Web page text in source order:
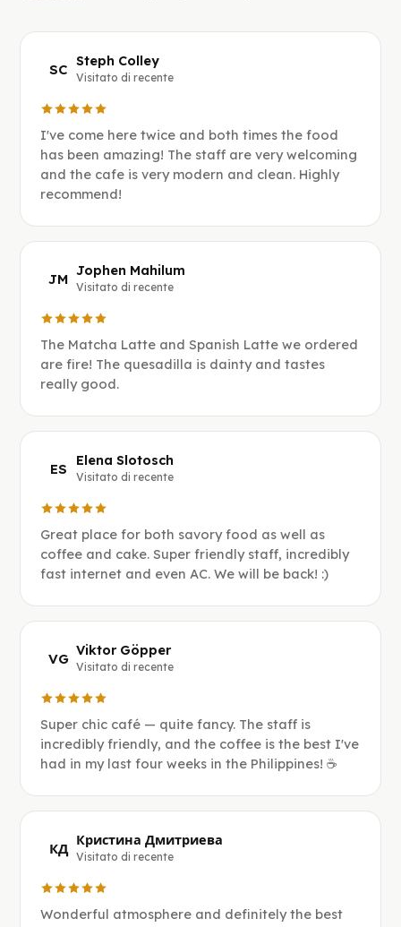
SC
Steph Colley
Visitato di recente
I've come here twice and both times the food
has been amazing! The staff are very welcoming
and the cafe is very modern and clean. Highly
recommend!
JM
Jophen Mahilum
Visitato di recente
The Matcha Latte and Spanish Latte we ordered
are fire! The quesadilla is dainty and tastes
really good.
ES
Elena Slotosch
Visitato di recente
Great place for both savory food as well as
coffee and cake. Super friendly staff, incredibly
fast internet and even AC. We will be back! :)
VG
Viktor Göpper
Visitato di recente
Super chic café — quite fancy. The staff is
incredibly friendly, and the coffee is the best I've
had in my last four weeks in the Philippines! ☕️
КД
Кристина Дмитриева
Visitato di recente
Wonderful atmosphere and definitely the best